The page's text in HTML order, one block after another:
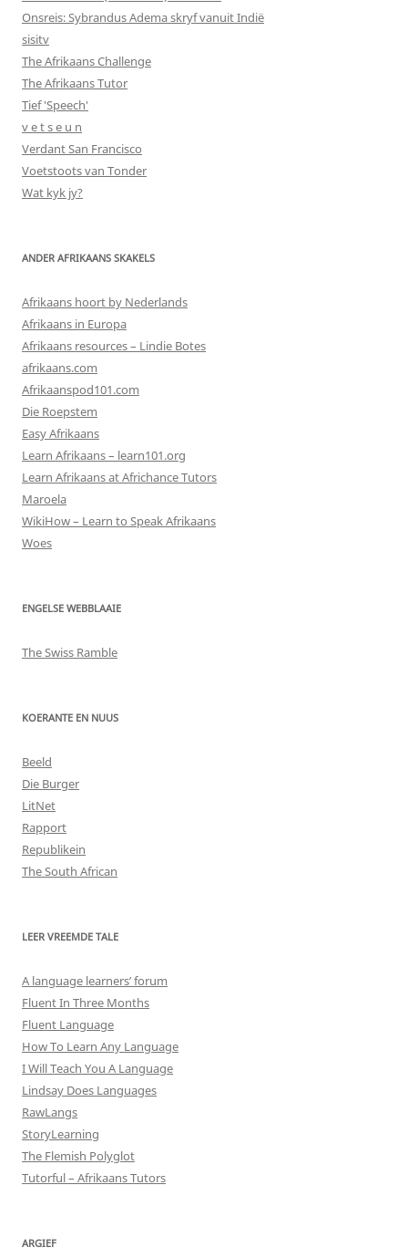
Onsreis: Sybrandus Adema skryf vanuit Indië
sisitv
The Afrikaans Challenge
The Afrikaans Tutor
Tief 'Speech'
v e t s e u n
Verdant San Francisco
Voetstoots van Tonder
Wat kyk jy?
ANDER AFRIKAANS SKAKELS
Afrikaans hoort by Nederlands
Afrikaans in Europa
Afrikaans resources – Lindie Botes
afrikaans.com
Afrikaanspod101.com
Die Roepstem
Easy Afrikaans
Learn Afrikaans – learn101.org
Learn Afrikaans at Africhance Tutors
Maroela
WikiHow – Learn to Speak Afrikaans
Woes
ENGELSE WEBBLAAIE
The Swiss Ramble
KOERANTE EN NUUS
Beeld
Die Burger
LitNet
Rapport
Republikein
The South African
LEER VREEMDE TALE
A language learners’ forum
Fluent In Three Months
Fluent Language
How To Learn Any Language
I Will Teach You A Language
Lindsay Does Languages
RawLangs
StoryLearning
The Flemish Polyglot
Tutorful – Afrikaans Tutors
ARGIEF